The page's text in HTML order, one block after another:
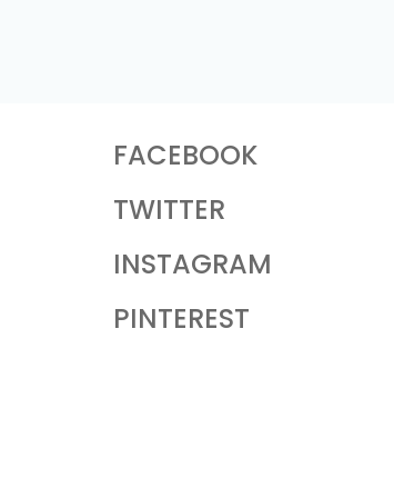
FACEBOOK
TWITTER
INSTAGRAM
PINTEREST